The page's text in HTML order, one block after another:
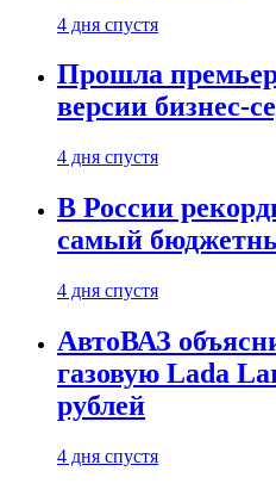
4 дня спустя
Прошла
версии бизнес-
4 дня спустя
В России
самый
4 дня спустя
АвтоВАЗ
газовую Lada
рублей
4 дня спустя